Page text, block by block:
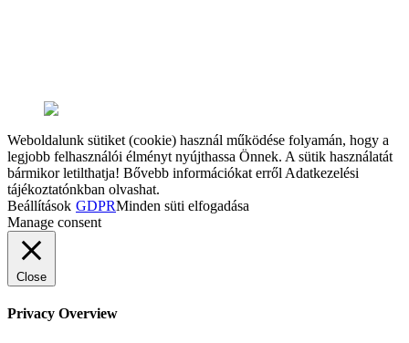
Weboldalunk sütiket (cookie) használ működése folyamán, hogy a
legjobb felhasználói élményt nyújthassa Önnek. A sütik használatát
bármikor letilthatja! Bővebb információkat erről Adatkezelési
tájékoztatónkban olvashat.
Beállítások GDPRMinden süti elfogadása
Manage consent
Close
Privacy Overview